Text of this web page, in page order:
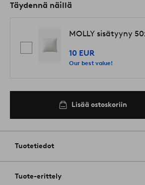
Täydennä näillä
MOLLY sisätyyny
10 EUR
Our best value!
Lisää ostoskoriin
Tuotetiedot
Tuote-erittely